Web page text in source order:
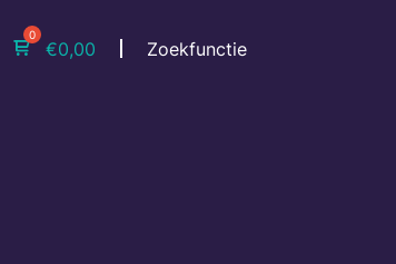
€0,00 Zoekfunctie